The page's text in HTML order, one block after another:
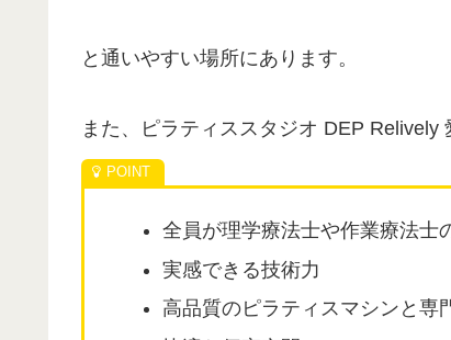
と通いやすい場所にあります。
また、ピラティススタジオ DEP Relively
全員が理学療法士や作業療法士
実感できる技術力
高品質のピラティスマシンと専